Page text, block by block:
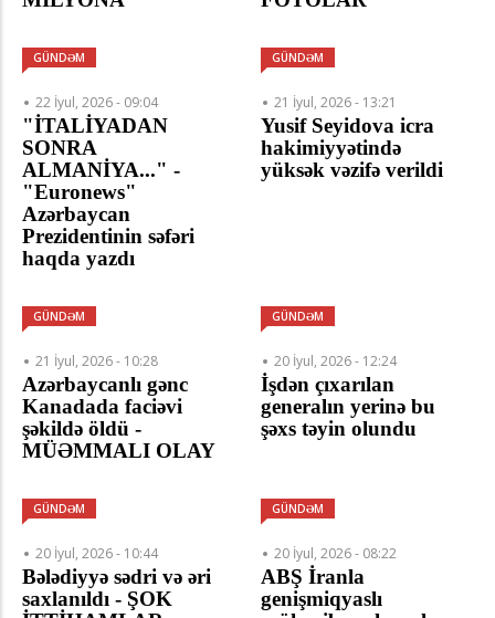
GÜNDƏM
22 İyul, 2026 - 09:04
"İTALİYADAN
SONRA
ALMANİYA..." -
"Euronews"
Azərbaycan
Prezidentinin səfəri
haqda yazdı
GÜNDƏM
21 İyul, 2026 - 13:21
Yusif Seyidova icra
hakimiyyətində
yüksək vəzifə verildi
GÜNDƏM
21 İyul, 2026 - 10:28
Azərbaycanlı gənc
Kanadada faciəvi
şəkildə öldü -
MÜƏMMALI OLAY
GÜNDƏM
20 İyul, 2026 - 12:24
İşdən çıxarılan
generalın yerinə bu
şəxs təyin olundu
GÜNDƏM
20 İyul, 2026 - 10:44
Bələdiyyə sədri və əri
saxlanıldı - ŞOK
GÜNDƏM
20 İyul, 2026 - 08:22
ABŞ İranla
genişmiqyaslı